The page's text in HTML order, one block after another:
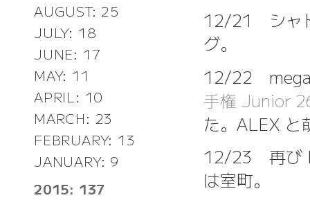
AUGUST: 25
JULY: 18
JUNE: 17
MAY: 11
APRIL: 10
MARCH: 23
FEBRUARY: 13
JANUARY: 9
2015: 137
12/21 シャ
グ。
12/22
手権 Junior
た。ALEX と
12/23 再び
は室町。